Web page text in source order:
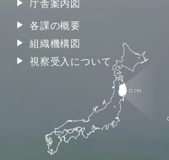
庁舎案内図
各課の概要
組織機構図
視察受入について